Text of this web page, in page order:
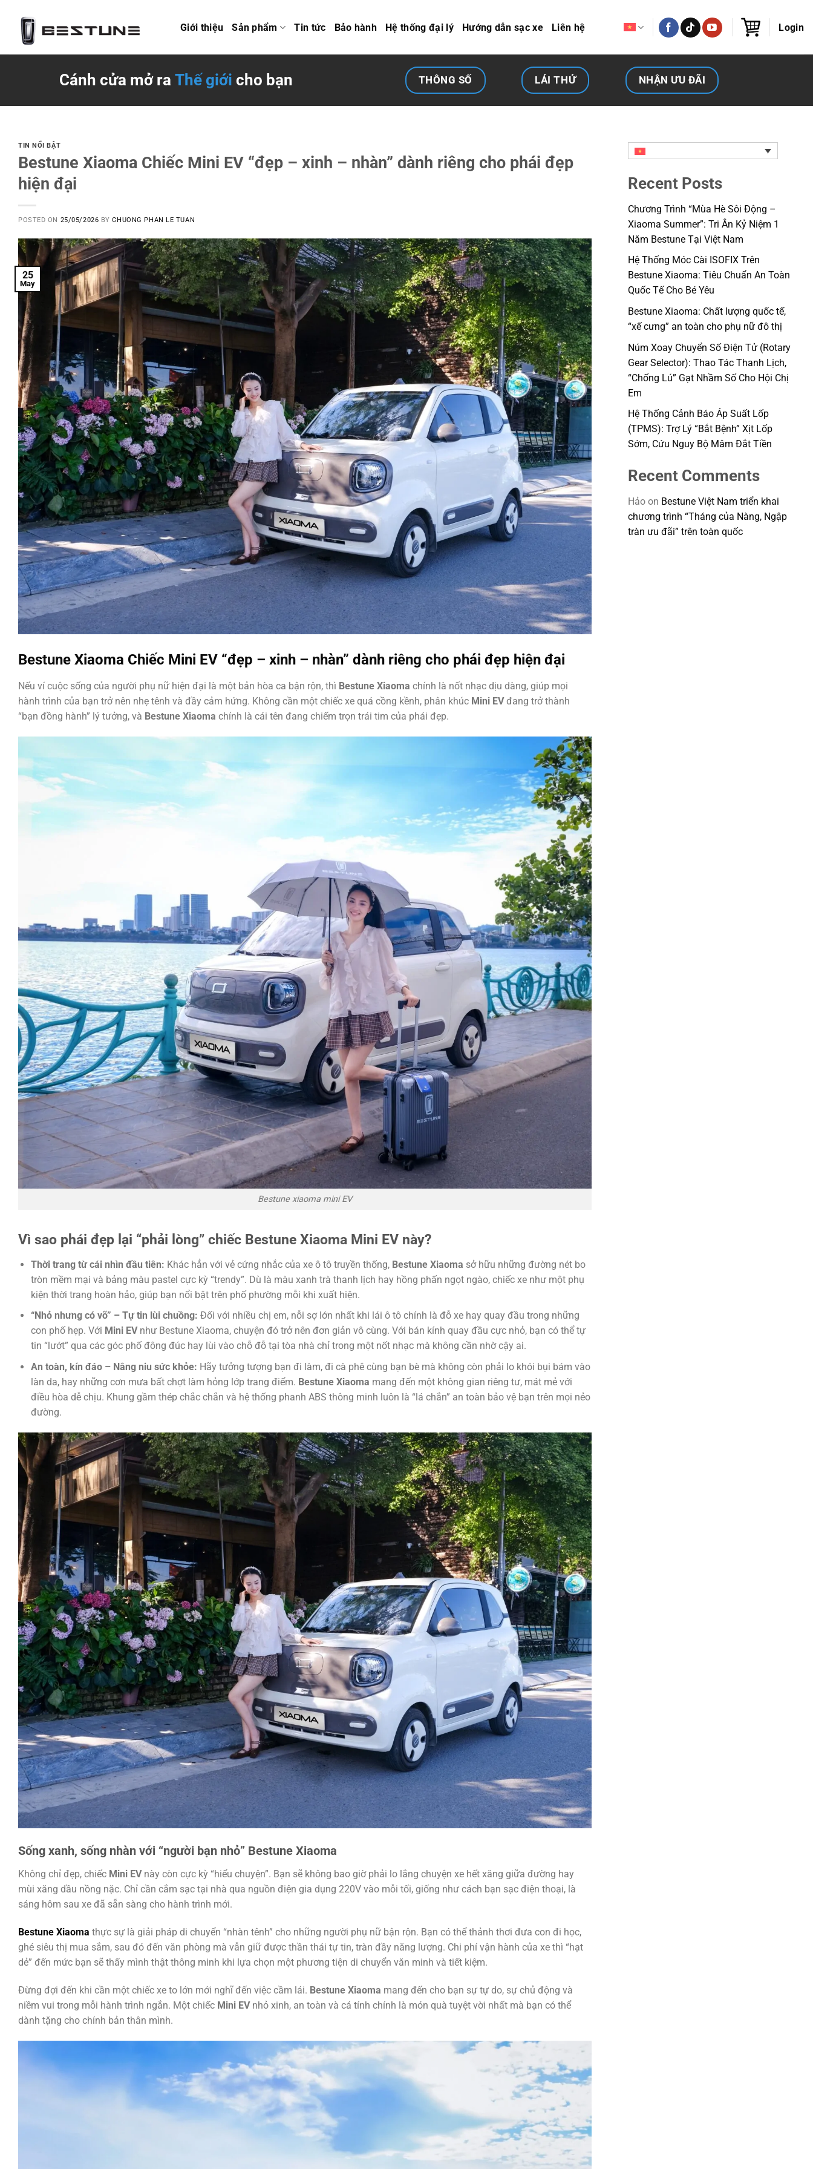
content
Giới thiệu Sản phẩm Tin tức Bảo hành Hệ thống đại lý Hướng dẫn sạc xe Liên hệ Login
Cánh cửa mở raThế giới cho bạn THÔNG SỐ LÁI THỬ NHẬN ƯU ĐÃI
TIN NỔI BẬT
Bestune Xiaoma Chiếc Mini EV “đẹp – xinh – nhàn” dành riêng cho phái đẹp
hiện đại
POSTED ON 25/05/2026 BYCHUONG PHAN LE TUAN
25
May
Bestune Xiaoma Chiếc Mini EV “đẹp – xinh – nhàn” dành riêng cho phái đẹp hiện đại
Nếu ví cuộc sống của người phụ nữ hiện đại là một bản hòa ca bận rộn, thì Bestune Xiaoma chính là nốt nhạc dịu dàng, giúp mọi
hành trình của bạn trở nên nhẹ tênh và đầy cảm hứng. Không cần một chiếc xe quá cồng kềnh, phân khúc Mini EVđang trở thành
“bạn đồng hành” lý tưởng, và Bestune Xiaoma chính là cái tên đang chiếm trọn trái tim của phái đẹp.
Bestune xiaoma mini EV
Vì sao phái đẹp lại “phải lòng” chiếc Bestune Xiaoma Mini EV này?
Thời trang từ cái nhìn đầu tiên: Khác hẳn với vẻ cứng nhắc của xe ô tô truyền thống, Bestune Xiaoma sở hữu những đường nét bo
tròn mềm mại và bảng màu pastel cực kỳ “trendy”. Dù là màu xanh trà thanh lịch hay hồng phấn ngọt ngào, chiếc xe như một phụ
kiện thời trang hoàn hảo, giúp bạn nổi bật trên phố phường mỗi khi xuất hiện.
“Nhỏ nhưng có võ” – Tự tin lùi chuồng: Đối với nhiều chị em, nỗi sợ lớn nhất khi lái ô tô chính là đỗ xe hay quay đầu trong những
con phố hẹp. Với Mini EVnhư Bestune Xiaoma, chuyện đó trở nên đơn giản vô cùng. Với bán kính quay đầu cực nhỏ, bạn có thể tự
tin “lướt” qua các góc phố đông đúc hay lùi vào chỗ đỗ tại tòa nhà chỉ trong một nốt nhạc mà không cần nhờ cậy ai.
An toàn, kín đáo – Nâng niu sức khỏe: Hãy tưởng tượng bạn đi làm, đi cà phê cùng bạn bè mà không còn phải lo khói bụi bám vào
làn da, hay những cơn mưa bất chợt làm hỏng lớp trang điểm. Bestune Xiaoma mang đến một không gian riêng tư, mát mẻ với
điều hòa dễ chịu. Khung gầm thép chắc chắn và hệ thống phanh ABS thông minh luôn là “lá chắn” an toàn bảo vệ bạn trên mọi nẻo
đường.
Sống xanh, sống nhàn với “người bạn nhỏ” Bestune Xiaoma
Không chỉ đẹp, chiếc Mini EVnày còn cực kỳ “hiểu chuyện”. Bạn sẽ không bao giờ phải lo lắng chuyện xe hết xăng giữa đường hay
mùi xăng dầu nồng nặc. Chỉ cần cắm sạc tại nhà qua nguồn điện gia dụng 220V vào mỗi tối, giống như cách bạn sạc điện thoại, là
sáng hôm sau xe đã sẵn sàng cho hành trình mới.
Bestune Xiaoma thực sự là giải pháp di chuyển “nhàn tênh” cho những người phụ nữ bận rộn. Bạn có thể thảnh thơi đưa con đi học,
ghé siêu thị mua sắm, sau đó đến văn phòng mà vẫn giữ được thần thái tự tin, tràn đầy năng lượng. Chi phí vận hành của xe thì “hạt
dẻ” đến mức bạn sẽ thấy mình thật thông minh khi lựa chọn một phương tiện di chuyển văn minh và tiết kiệm.
Đừng đợi đến khi cần một chiếc xe to lớn mới nghĩ đến việc cầm lái. Bestune Xiaoma mang đến cho bạn sự tự do, sự chủ động và
niềm vui trong mỗi hành trình ngắn. Một chiếc Mini EVnhỏ xinh, an toàn và cá tính chính là món quà tuyệt vời nhất mà bạn có thể
dành tặng cho chính bản thân mình.
Recent Posts
Chương Trình “Mùa Hè Sôi Động –
Xiaoma Summer”: Tri Ân Kỷ Niệm 1
Năm Bestune Tại Việt Nam
Hệ Thống Móc Cài ISOFIX Trên
Bestune Xiaoma: Tiêu Chuẩn An Toàn
Quốc Tế Cho Bé Yêu
Bestune Xiaoma: Chất lượng quốc tế,
“xế cưng” an toàn cho phụ nữ đô thị
Núm Xoay Chuyển Số Điện Tử (Rotary
Gear Selector): Thao Tác Thanh Lịch,
“Chống Lú” Gạt Nhầm Số Cho Hội Chị
Em
Hệ Thống Cảnh Báo Áp Suất Lốp
(TPMS): Trợ Lý “Bắt Bệnh” Xịt Lốp
Sớm, Cứu Nguy Bộ Mâm Đắt Tiền
Recent Comments
Hảo on Bestune Việt Nam triển khai
chương trình “Tháng của Nàng, Ngập
tràn ưu đãi” trên toàn quốc